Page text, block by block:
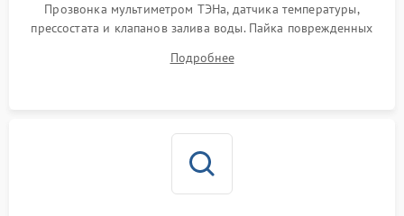
Прозвонка мультиметром ТЭНа, датчика температуры,
прессостата и клапанов залива воды. Пайка поврежденных
Восстановление целостности проводки и контактов.
Подробнее